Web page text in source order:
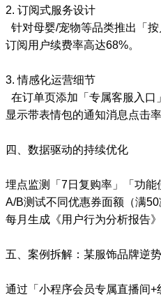
2. 订阅式服务设计
针对母婴/宠物等品类推出「
订阅用户续费率高达68%。
3. 情感化运营细节
在订单页添加「专属客服入
显示带表情包的通知消息点击率
四、数据驱动的持续优化
埋点监测「7日复购率」「功能
A/B测试不同优惠券面额（满50
每月生成《用户行为分析报告
五、案例拆解：某服饰品牌逆
通过「小程序会员专属直播间